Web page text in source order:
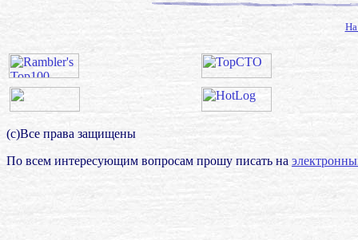
(с)Все права защищены
По всем интересующим вопросам прошу писать на